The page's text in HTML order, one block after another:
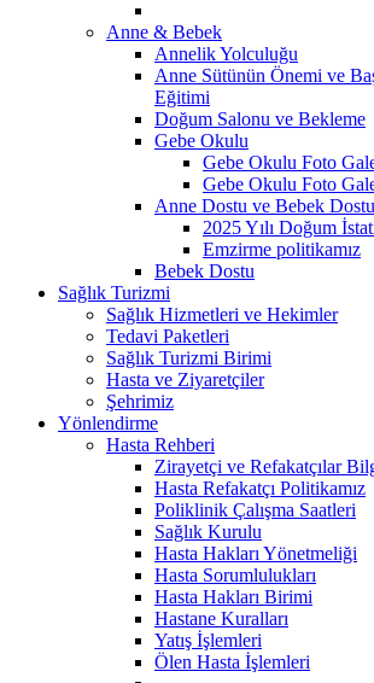
Anne & Bebek
Annelik Yolculuğu
Anne Sütünün Önemi ve
Eğitimi
Doğum Salonu ve Bekleme
Gebe Okulu
Gebe Okulu Foto
Gebe Okulu Foto
Anne Dostu ve Bebek Dostu
2025 Yılı Doğum
Emzirme politikamız
Bebek Dostu
Sağlık Turizmi
Sağlık Hizmetleri ve Hekimler
Tedavi Paketleri
Sağlık Turizmi Birimi
Hasta ve Ziyaretçiler
Şehrimiz
Yönlendirme
Hasta Rehberi
Zirayetçi ve Refakatçılar
Hasta Refakatçı Politikamız
Poliklinik Çalışma Saatleri
Sağlık Kurulu
Hasta Hakları Yönetmeliği
Hasta Sorumlulukları
Hasta Hakları Birimi
Hastane Kuralları
Yatış İşlemleri
Ölen Hasta İşlemleri